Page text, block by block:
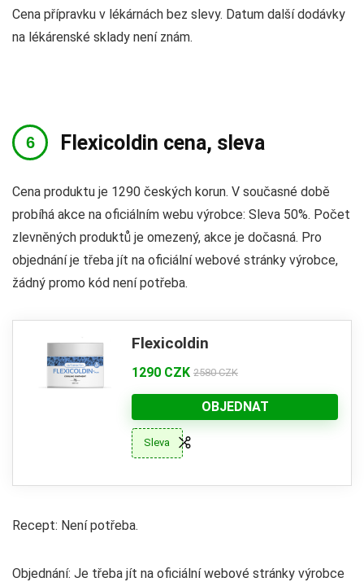
Cena přípravku v lékárnách bez slevy. Datum další dodávky
na lékárenské sklady není znám.
Flexicoldin cena, sleva
Cena produktu je 1290 českých korun. V současné době
probíhá akce na oficiálním webu výrobce: Sleva 50%. Počet
zlevněných produktů je omezený, akce je dočasná. Pro
objednání je třeba jít na oficiální webové stránky výrobce,
žádný promo kód není potřeba.
Flexicoldin
1290 CZK 2580 CZK
OBJEDNAT
Sleva
Recept: Není potřeba.
Objednání: Je třeba jít na oficiální webové stránky výrobce